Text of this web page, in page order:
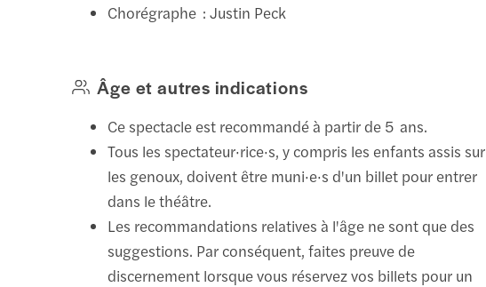
Chorégraphe : Justin Peck
Âge et autres indications
Ce spectacle est recommandé à partir de 5 ans.
Tous les spectateur·rice·s, y compris les enfants assis sur
les genoux, doivent être muni·e·s d'un billet pour entrer
dans le théâtre.
Les recommandations relatives à l'âge ne sont que des
suggestions. Par conséquent, faites preuve de
discernement lorsque vous réservez vos billets pour un